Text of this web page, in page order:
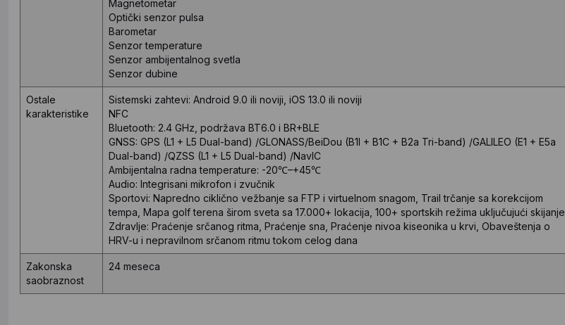
Magnetometar
Optički senzor pulsa
Barometar
Senzor temperature
Senzor ambijentalnog svetla
Senzor dubine
Ostale
karakteristike
Sistemski zahtevi: Android 9.0 ili noviji, iOS 13.0 ili noviji
NFC
Bluetooth: 2.4 GHz, podržava BT6.0 i BR+BLE
GNSS: GPS (L1 + L5 Dual-band) /GLONASS/BeiDou (B1I + B1C + B2a Tri-band) /GALILEO (E1 + E5a
Dual-band) /QZSS (L1 + L5 Dual-band) /NavIC
Ambijentalna radna temperature: -20℃–+45℃
Audio: Integrisani mikrofon i zvučnik
Sportovi: Napredno ciklično vežbanje sa FTP i virtuelnom snagom, Trail trčanje sa korekcijom
tempa, Mapa golf terena širom sveta sa 17.000+ lokacija, 100+ sportskih režima uključujući skijanje
Zdravlje: Praćenje srčanog ritma, Praćenje sna, Praćenje nivoa kiseonika u krvi, Obaveštenja o
HRV-u i nepravilnom srčanom ritmu tokom celog dana
Zakonska
saobraznost
24 meseca